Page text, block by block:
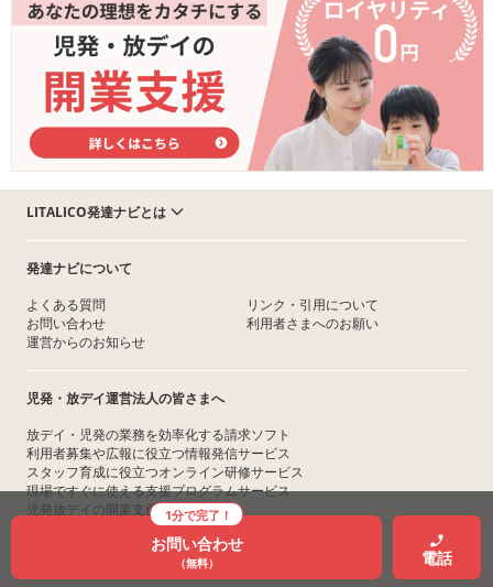
1分で完了！
お問い合わせ
（無料） 電話
LITALICO発達ナビとは
発達ナビについて
よくある質問
お問い合わせ
運営からのお知らせ
リンク・引用について
利用者さまへのお願い
児発・放デイ運営法人の皆さまへ
放デイ・児発の業務を効率化する請求ソフト
利用者募集や広報に役立つ情報発信サービス
スタッフ育成に役立つオンライン研修サービス
現場ですぐに使える支援プログラムサービス
児発放デイの開業支援サービス
資金繰りを助ける早期入金サービス
事業譲渡・売買を助けるM&A仲介サービス